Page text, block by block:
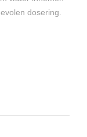
dosering.